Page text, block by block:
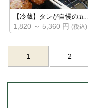
【冷蔵】タレが自慢の五…
1,820 ～ 5,360 円(税込)
1 2